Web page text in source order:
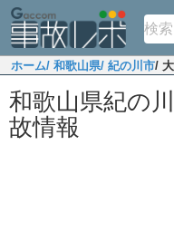
ホーム/ 和歌山県/ 紀の川市/
和歌山県紀の
故情報